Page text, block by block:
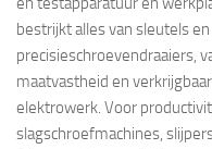
bestrijkt alles van sleutels
precisieschroevendraaiers,
maatvastheid en
elektrowerk. Voor
slagschroefmachines,